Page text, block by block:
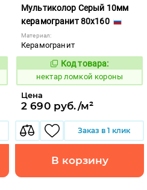
Мультиколор Серый 10мм
керамогранит 80x160
Материал:
Керамогранит
1131038
Код товара:
нектар ломкой короны
Цена
2 690 руб./м²
Заказ в 1 клик
В корзину